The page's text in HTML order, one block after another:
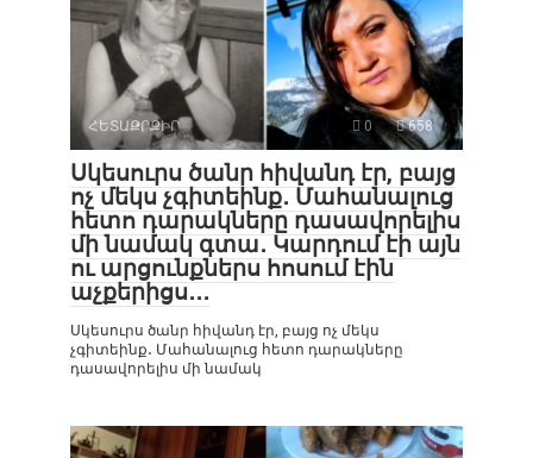
ՀԵՏԱՔՐՔԻՐ 0 658
Սկեսուրս ծանր հիվանդ էր, բայց
ոչ մեկս չգիտեինք․ Մահանալուց
հետո դարակները դասավորելիս
մի նամակ գտա․ Կարդում էի այն
ու արցունքներս հոսում էին
աչքերիցս․․․
Սկեսուրս ծանր հիվանդ էր, բայց ոչ մեկս
չգիտեինք․ Մահանալուց հետո դարակները
դասավորելիս մի նամակ